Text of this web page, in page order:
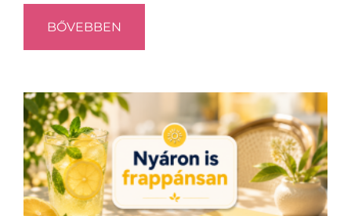
BŐVEBBEN